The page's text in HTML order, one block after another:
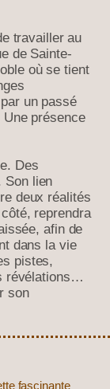
travailler au
de Sainte-
où se tient
un passé
présence
Des
Son lien
deux réalités
reprendra
afin de
dans la vie
pistes,
révélations…
son
fascinante